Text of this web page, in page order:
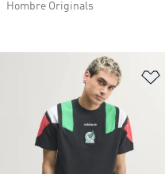
Hombre Originals